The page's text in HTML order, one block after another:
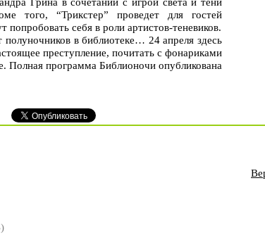
того, “Трикстер” проведет для гостей
попробовать себя в роли артистов-теневиков.
в библиотеке… 24 апреля здесь
преступление, почитать с фонариками
Полная программа Библионочи опубликована